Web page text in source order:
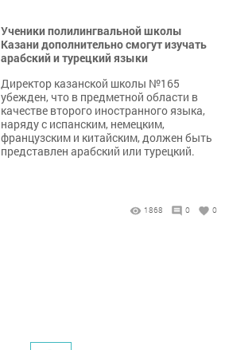
Ученики полилингвальной школы
Казани дополнительно смогут изучать
арабский и турецкий языки
Директор казанской школы №165
убежден, что в предметной области в
качестве второго иностранного языка,
наряду с испанским, немецким,
французским и китайским, должен быть
представлен арабский или турецкий.
1868 0 0